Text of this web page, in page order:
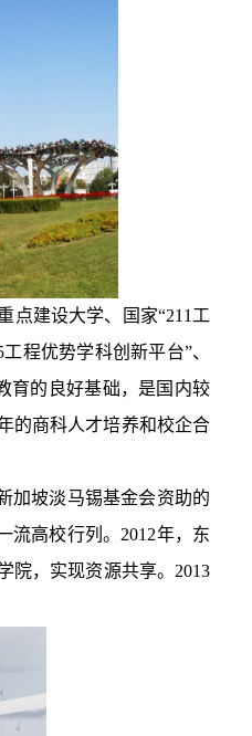
点建设大学、国家“211工
程优势学科创新平台”、
育的良好基础，是国内较
的商科人才培养和校企合
加坡淡马锡基金会资助的
流高校行列。2012年，东
院，实现资源共享。2013